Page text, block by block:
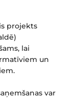
projekts
lai
un
var